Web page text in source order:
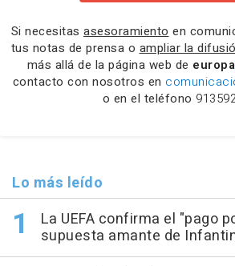
Si necesitas asesoramiento en
tus notas de prensa o ampliar la
más allá de la página web de europa
contacto con nosotros en
o en el teléfono
Lo más leído
La UEFA confirma el "pago
supuesta amante de